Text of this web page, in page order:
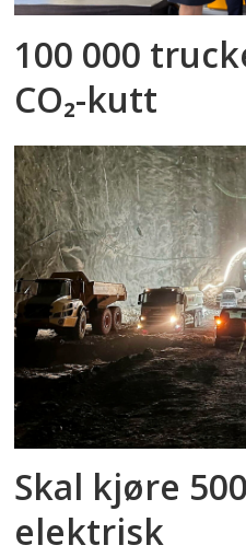
100 000
CO₂-kutt
Skal kjøre
elektrisk